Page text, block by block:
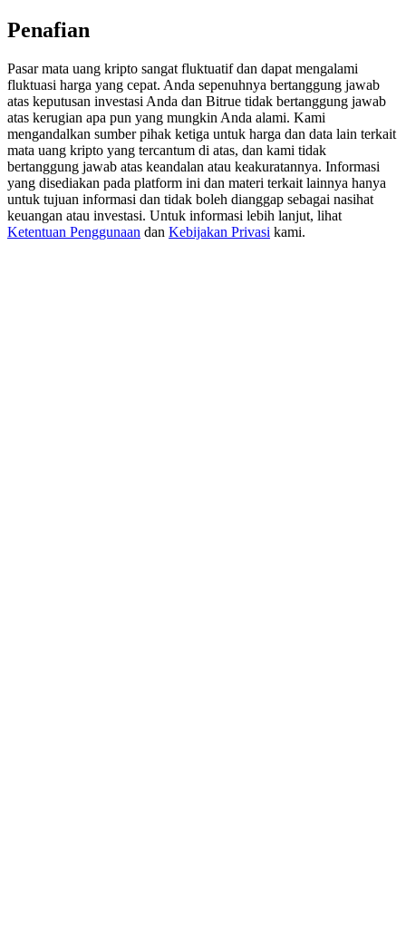
Exclusive for BitMart Users
Register & Trade to Win 500,000 USDT
Precious Metals Trading Carnival
Trade Gold & Silver · 33,333 USDT Bonus
Penafian
Pasar mata uang kripto sangat fluktuatif dan dapat mengalami
fluktuasi harga yang cepat. Anda sepenuhnya bertanggung jawab
atas keputusan investasi Anda dan Bitrue tidak bertanggung jawab
atas kerugian apa pun yang mungkin Anda alami. Kami
mengandalkan sumber pihak ketiga untuk harga dan data lain terkait
mata uang kripto yang tercantum di atas, dan kami tidak
bertanggung jawab atas keandalan atau keakuratannya. Informasi
yang disediakan pada platform ini dan materi terkait lainnya hanya
untuk tujuan informasi dan tidak boleh dianggap sebagai nasihat
keuangan atau investasi. Untuk informasi lebih lanjut, lihat
Ketentuan Penggunaan dan Kebijakan Privasi kami.